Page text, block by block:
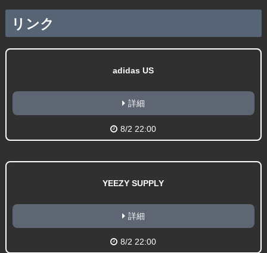
リンク
adidas US
詳細
8/2 22:00
YEEZY SUPPLY
詳細
8/2 22:00